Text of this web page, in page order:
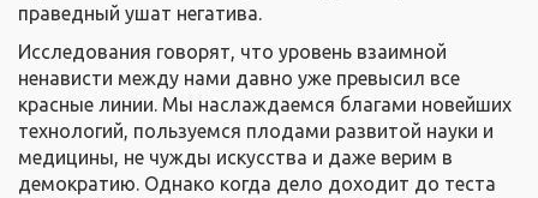
праведный ушат негатива.
Исследования говорят, что уровень взаимной
ненависти между нами давно уже превысил все
красные линии. Мы наслаждаемся благами новейших
технологий, пользуемся плодами развитой науки и
медицины, не чужды искусства и даже верим в
демократию. Однако когда дело доходит до теста